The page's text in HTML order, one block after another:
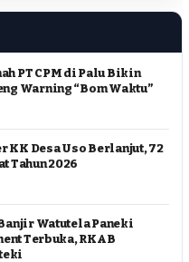
PT CPM di Palu Bikin
Warning “Bom Waktu”
KK Desa Uso Berlanjut, 72
Tahun 2026
Watutela Paneki
Terbuka, RKAB